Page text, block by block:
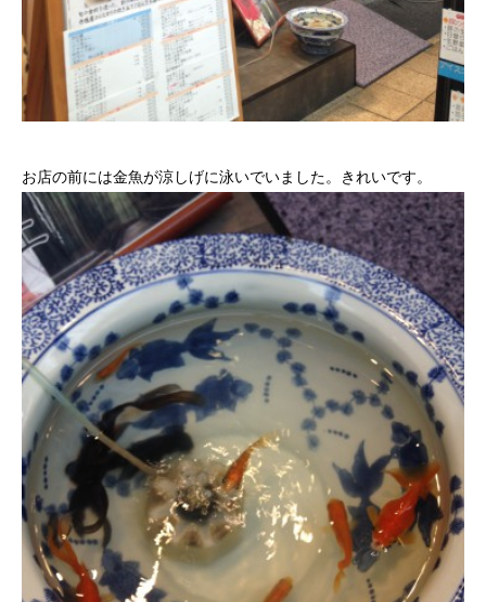
お店の前には金魚が涼しげに泳いでいました。きれいです。